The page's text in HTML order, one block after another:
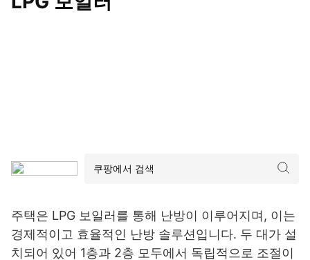
주택은 LPG 보일러를 통해 난방이 이루어지며, 이는
경제적이고 효율적인 난방 솔루션입니다. 두 대가 설
치되어 있어 1층과 2층 모두에서 독립적으로 조절이